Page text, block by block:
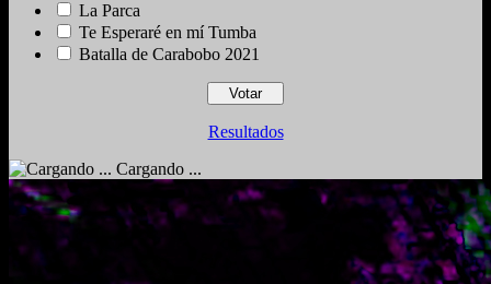
La Parca
Te Esperaré en mí Tumba
Batalla de Carabobo 2021
Resultados
Cargando ...